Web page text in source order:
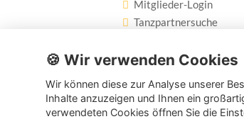
Mitglieder-Login
Tanzpartnersuche
Tanzschulsuche
Copyright © 2026
🍪 Wir verwenden Cookies
Wir können diese zur Analyse unserer
Inhalte anzuzeigen und Ihnen ein
verwendeten Cookies öffnen Sie die